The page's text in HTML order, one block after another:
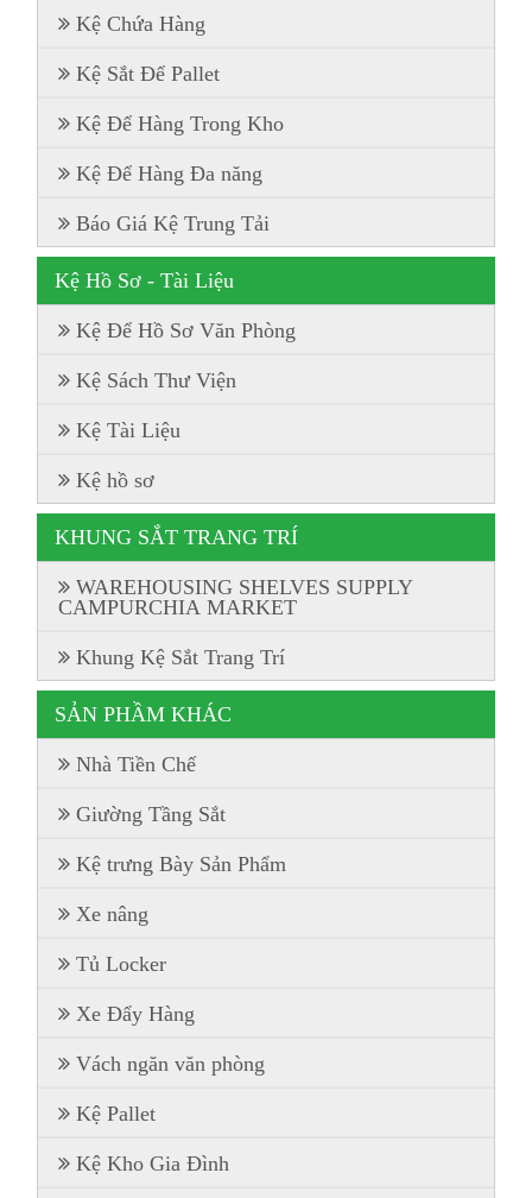
Kệ Chứa Hàng
Kệ Sắt Để Pallet
Kệ Để Hàng Trong Kho
Kệ Để Hàng Đa năng
Báo Giá Kệ Trung Tải
Kệ Hồ Sơ - Tài Liệu
Kệ Để Hồ Sơ Văn Phòng
Kệ Sách Thư Viện
Kệ Tài Liệu
Kệ hồ sơ
KHUNG SẮT TRANG TRÍ
WAREHOUSING SHELVES SUPPLY
CAMPURCHIA MARKET
Khung Kệ Sắt Trang Trí
SẢN PHẦM KHÁC
Nhà Tiền Chế
Giường Tầng Sắt
Kệ trưng Bày Sản Phẩm
Xe nâng
Tủ Locker
Xe Đẩy Hàng
Vách ngăn văn phòng
Kệ Pallet
Kệ Kho Gia Đình